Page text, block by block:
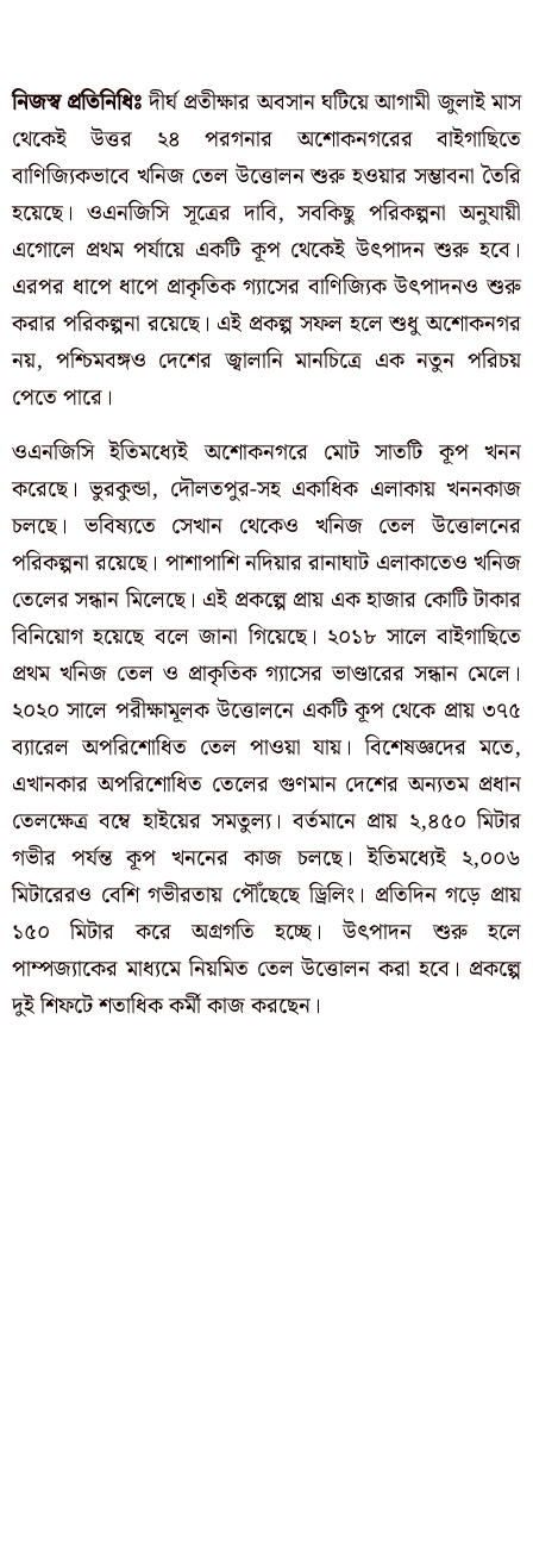
নিজস্ব প্রতিনিধিঃদীর্ঘ প্রতীক্ষার অবসান ঘটিয়ে আগামী জুলাই মাস
থেকেই উত্তর ২৪ পরগনার অশোকনগরের বাইগাছিতে
বাণিজ্যিকভাবে খনিজ তেল উত্তোলন শুরু হওয়ার সম্ভাবনা তৈরি
হয়েছে। ওএনজিসি সূত্রের দাবি, সবকিছু পরিকল্পনা অনুযায়ী
এগোলে প্রথম পর্যায়ে একটি কূপ থেকেই উৎপাদন শুরু হবে।
এরপর ধাপে ধাপে প্রাকৃতিক গ্যাসের বাণিজ্যিক উৎপাদনও শুরু
করার পরিকল্পনা রয়েছে। এই প্রকল্প সফল হলে শুধু অশোকনগর
নয়, পশ্চিমবঙ্গও দেশের জ্বালানি মানচিত্রে এক নতুন পরিচয়
পেতে পারে।
ওএনজিসি ইতিমধ্যেই অশোকনগরে মোট সাতটি কূপ খনন
করেছে। ভুরকুন্ডা, দৌলতপুর-সহ একাধিক এলাকায় খননকাজ
চলছে। ভবিষ্যতে সেখান থেকেও খনিজ তেল উত্তোলনের
পরিকল্পনা রয়েছে। পাশাপাশি নদিয়ার রানাঘাট এলাকাতেও খনিজ
তেলের সন্ধান মিলেছে। এই প্রকল্পে প্রায় এক হাজার কোটি টাকার
বিনিয়োগ হয়েছে বলে জানা গিয়েছে। ২০১৮ সালে বাইগাছিতে
প্রথম খনিজ তেল ও প্রাকৃতিক গ্যাসের ভাণ্ডারের সন্ধান মেলে।
২০২০ সালে পরীক্ষামূলক উত্তোলনে একটি কূপ থেকে প্রায় ৩৭৫
ব্যারেল অপরিশোধিত তেল পাওয়া যায়। বিশেষজ্ঞদের মতে,
এখানকার অপরিশোধিত তেলের গুণমান দেশের অন্যতম প্রধান
তেলক্ষেত্র বম্বে হাইয়ের সমতুল্য। বর্তমানে প্রায় ২,৪৫০ মিটার
গভীর পর্যন্ত কূপ খননের কাজ চলছে। ইতিমধ্যেই ২,০০৬
মিটারেরও বেশি গভীরতায় পৌঁছেছে ড্রিলিং। প্রতিদিন গড়ে প্রায়
১৫০ মিটার করে অগ্রগতি হচ্ছে। উৎপাদন শুরু হলে
পাম্পজ্যাকের মাধ্যমে নিয়মিত তেল উত্তোলন করা হবে। প্রকল্পে
দুই শিফটে শতাধিক কর্মী কাজ করছেন।